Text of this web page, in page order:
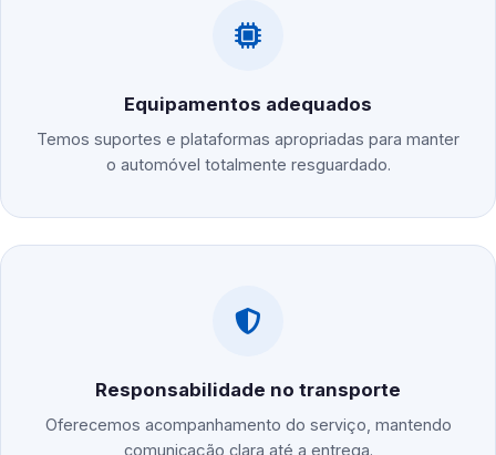
Equipamentos adequados
Temos suportes e plataformas apropriadas para manter
o automóvel totalmente resguardado.
Responsabilidade no transporte
Oferecemos acompanhamento do serviço, mantendo
comunicação clara até a entrega.